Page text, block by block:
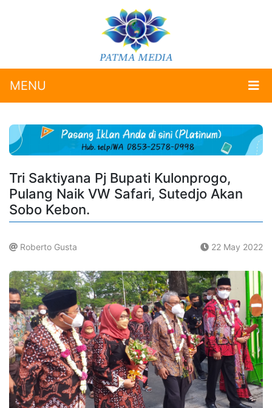
MENU
Tri Saktiyana Pj Bupati Kulonprogo,
Pulang Naik VW Safari, Sutedjo Akan
Sobo Kebon.
Roberto Gusta 22 May 2022